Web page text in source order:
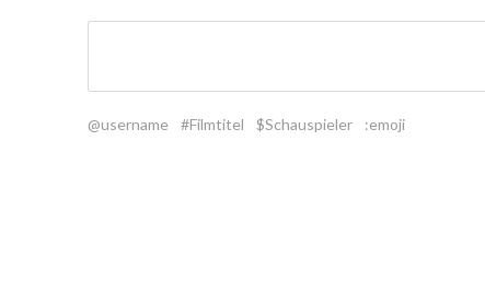
@username #Filmtitel $Schauspieler :emoji